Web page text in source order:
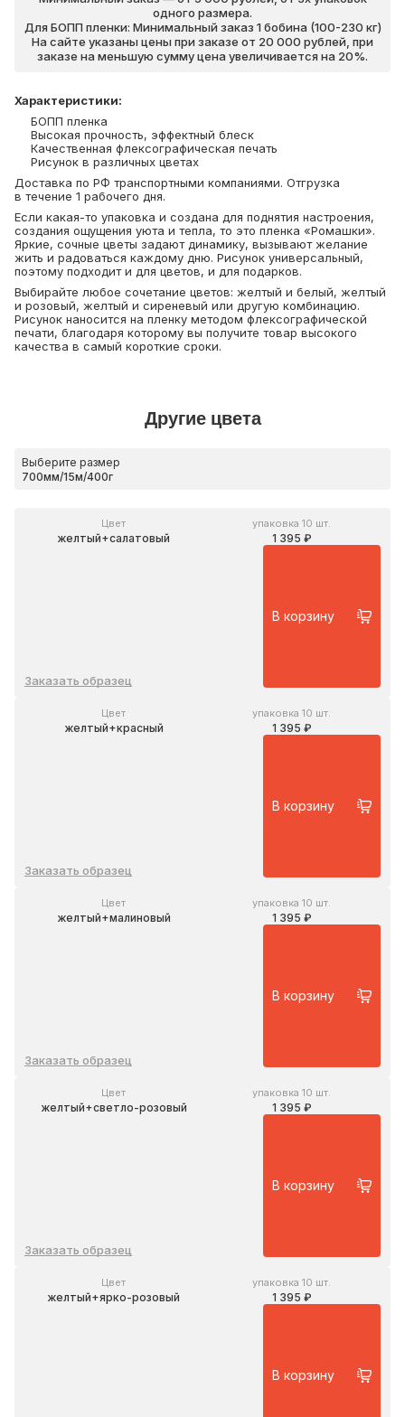
одного размера.
Для БОПП пленки: Минимальный заказ 1 бобина (100-230 кг)
На сайте указаны цены при заказе от 20 000 рублей, при
заказе на меньшую сумму цена увеличивается на 20%.
Характеристики:
БОПП пленка
Высокая прочность, эффектный блеск
Качественная флексографическая печать
Рисунок в различных цветах
Доставка по РФ транспортными компаниями. Отгрузка
в течение 1 рабочего дня.
Если какая-то упаковка и создана для поднятия настроения,
создания ощущения уюта и тепла, то это пленка «Ромашки».
Яркие, сочные цветы задают динамику, вызывают желание
жить и радоваться каждому дню. Рисунок универсальный,
поэтому подходит и для цветов, и для подарков.
Выбирайте любое сочетание цветов: желтый и белый, желтый
и розовый, желтый и сиреневый или другую комбинацию.
Рисунок наносится на пленку методом флексографической
печати, благодаря которому вы получите товар высокого
качества в самый короткие сроки.
Другие цвета
Выберите размер
Цвет
желтый+салатовый
упаковка 10 шт.
1 395 ₽
Заказать образец
В корзину
Цвет
желтый+красный
упаковка 10 шт.
1 395 ₽
Заказать образец
В корзину
Цвет
желтый+малиновый
упаковка 10 шт.
1 395 ₽
Заказать образец
В корзину
Цвет
желтый+светло-розовый
упаковка 10 шт.
1 395 ₽
Заказать образец
В корзину
Цвет
желтый+ярко-розовый
упаковка 10 шт.
1 395 ₽
В корзину